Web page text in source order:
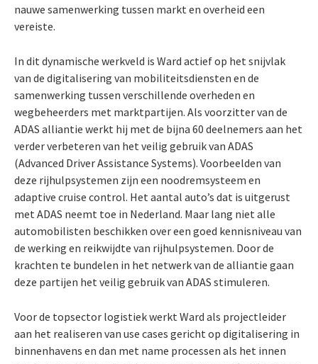
nauwe samenwerking tussen markt en overheid een
vereiste.
In dit dynamische werkveld is Ward actief op het snijvlak
van de digitalisering van mobiliteitsdiensten en de
samenwerking tussen verschillende overheden en
wegbeheerders met marktpartijen. Als voorzitter van de
ADAS alliantie werkt hij met de bijna 60 deelnemers aan het
verder verbeteren van het veilig gebruik van ADAS
(Advanced Driver Assistance Systems). Voorbeelden van
deze rijhulpsystemen zijn een noodremsysteem en
adaptive cruise control. Het aantal auto’s dat is uitgerust
met ADAS neemt toe in Nederland. Maar lang niet alle
automobilisten beschikken over een goed kennisniveau van
de werking en reikwijdte van rijhulpsystemen. Door de
krachten te bundelen in het netwerk van de alliantie gaan
deze partijen het veilig gebruik van ADAS stimuleren.
Voor de topsector logistiek werkt Ward als projectleider
aan het realiseren van use cases gericht op digitalisering in
binnenhavens en dan met name processen als het innen